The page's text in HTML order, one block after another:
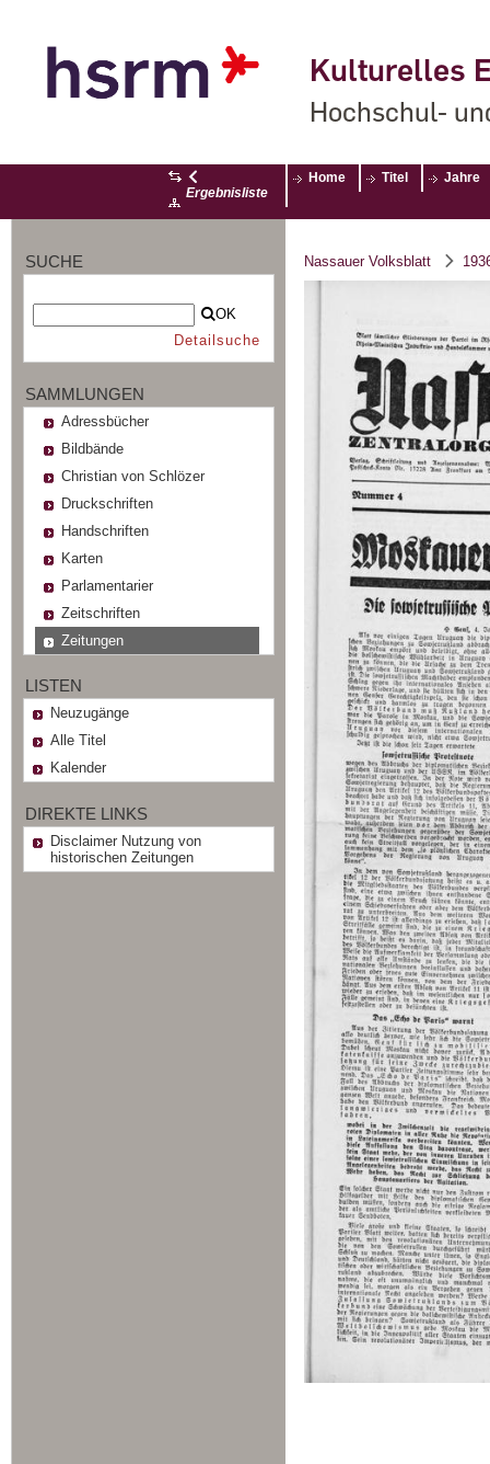
Kulturelles
Hochschul-
Ergebnisliste
Home Titel Jahre
SUCHE
OK
Detailsuche
SAMMLUNGEN
Adressbücher
Bildbände
Christian von Schlözer
Druckschriften
Handschriften
Karten
Parlamentarier
Zeitschriften
Zeitungen
LISTEN
Neuzugänge
Alle Titel
Kalender
DIREKTE LINKS
Disclaimer Nutzung von
historischen Zeitungen
Nassauer Volksblatt